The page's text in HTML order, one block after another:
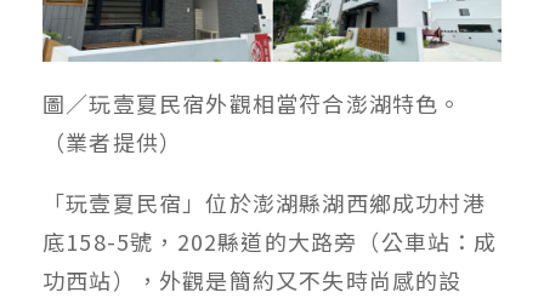
圖／玩壹夏民宿外觀相當符合澎湖特色。
（業者提供）
「玩壹夏民宿」位於澎湖縣湖西鄉成功村港
底158-5號，202縣道的大路旁（公車站：成
功西站），外觀是簡約又不失時尚感的設